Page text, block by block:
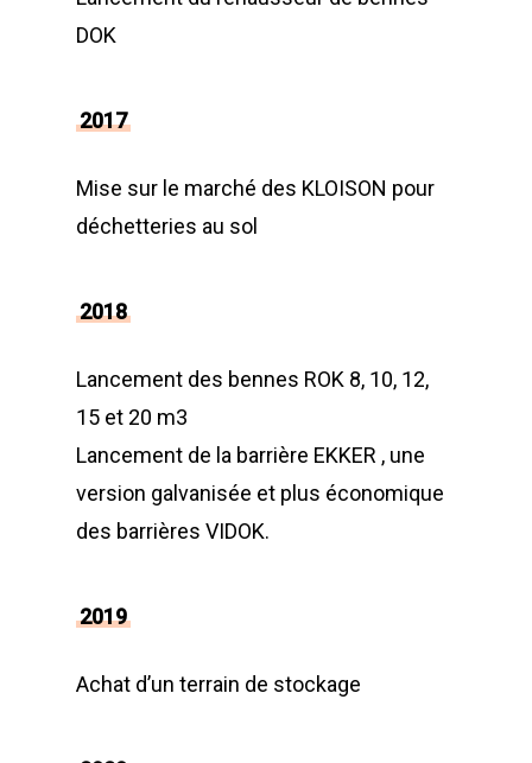
DOK
2017
Mise sur le marché des KLOISON pour
déchetteries au sol
2018
Lancement des bennes ROK 8, 10, 12,
15 et 20 m3
Lancement de la barrière EKKER , une
version galvanisée et plus économique
des barrières VIDOK.
2019
Achat d’un terrain de stockage